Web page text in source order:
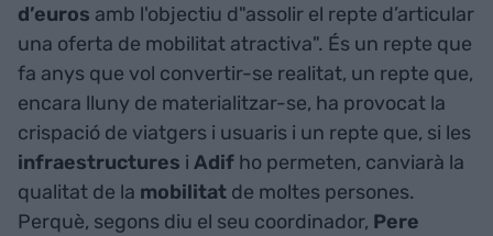
d’euros amb l'objectiu d"assolir el repte d’articular
una oferta de mobilitat atractiva". És un repte que
fa anys que vol convertir-se realitat, un repte que,
encara lluny de materialitzar-se, ha provocat la
crispació de viatgers i usuaris i un repte que, si les
infraestructures i Adif ho permeten, canviarà la
qualitat de la mobilitat de moltes persones.
Perquè, segons diu el seu coordinador, Pere